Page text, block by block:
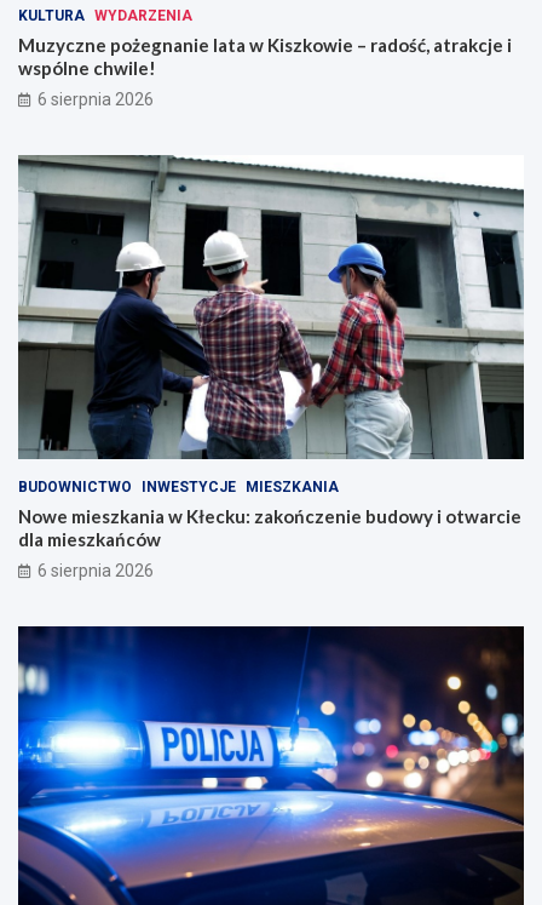
KULTURA WYDARZENIA
Muzyczne pożegnanie lata w Kiszkowie – radość, atrakcje i
wspólne chwile!
6 sierpnia 2026
BUDOWNICTWO INWESTYCJE MIESZKANIA
Nowe mieszkania w Kłecku: zakończenie budowy i otwarcie
dla mieszkańców
6 sierpnia 2026